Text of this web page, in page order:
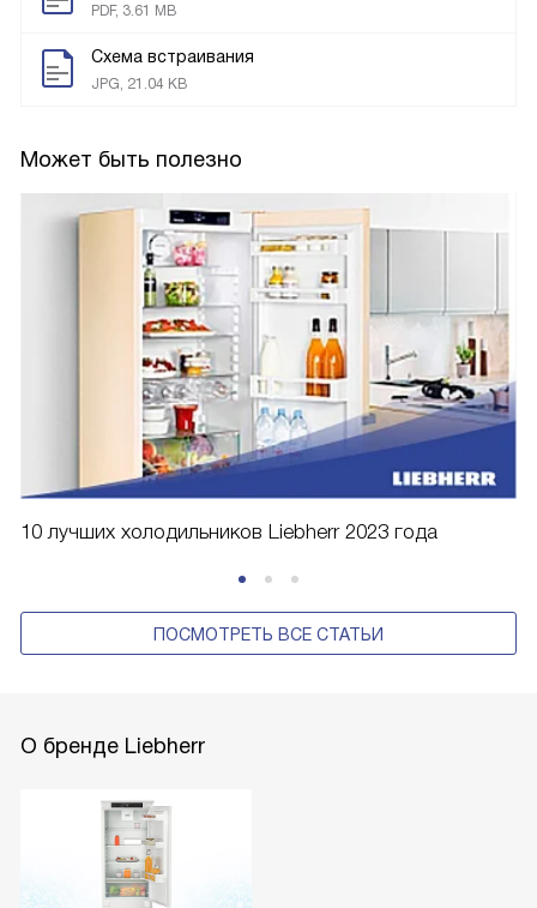
PDF, 3.61 MB
Схема встраивания
JPG, 21.04 KB
Может быть полезно
10 лучших холодильников Liebherr 2023 года
ПОСМОТРЕТЬ ВСЕ СТАТЬИ
О бренде Liebherr